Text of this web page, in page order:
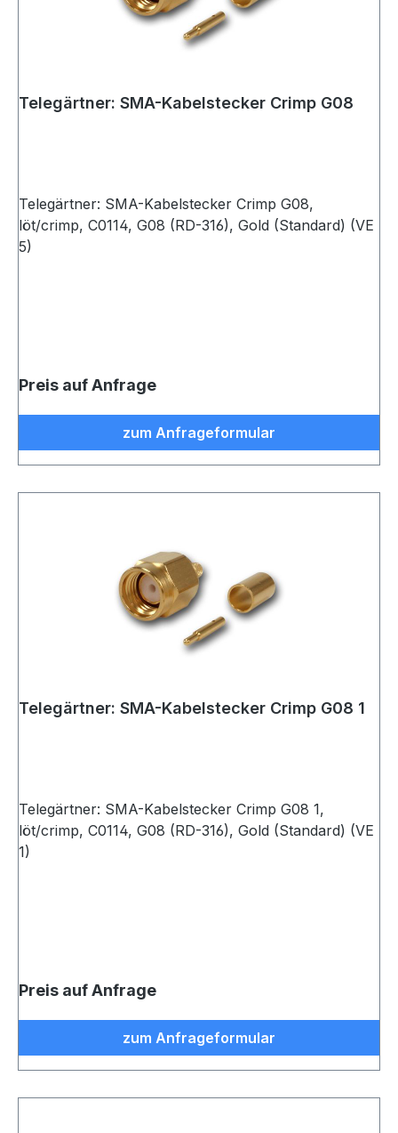
Telegärtner: SMA-Kabelstecker Crimp G08
Telegärtner: SMA-Kabelstecker Crimp G08,
löt/crimp, C0114, G08 (RD-316), Gold (Standard) (VE
5)
Preis auf Anfrage
zum Anfrageformular
Telegärtner: SMA-Kabelstecker Crimp G08 1
Telegärtner: SMA-Kabelstecker Crimp G08 1,
löt/crimp, C0114, G08 (RD-316), Gold (Standard) (VE
1)
Preis auf Anfrage
zum Anfrageformular